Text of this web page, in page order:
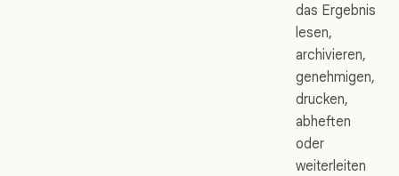
das Ergebnis
lesen,
archivieren,
genehmigen,
drucken,
abheften
oder
weiterleiten